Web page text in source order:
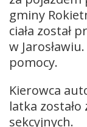
gminy
ciała został
w
pomocy.
Kierowca
latka
sekcyjnych.